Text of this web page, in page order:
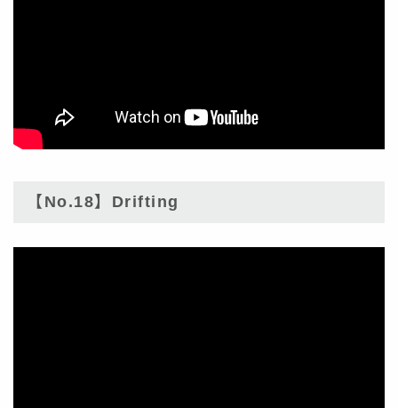
【No.18】Drifting